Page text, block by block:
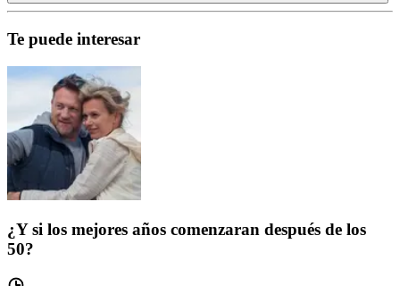
Te puede interesar
¿Y si los mejores años comenzaran después de los
50?